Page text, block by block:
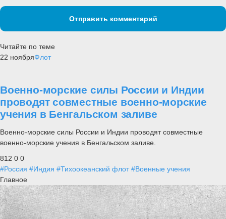
Отправить комментарий
Читайте по теме
22 ноябряФлот
Военно-морские силы России и Индии
проводят совместные военно-морские
учения в Бенгальском заливе
Военно-морские силы России и Индии проводят совместные
военно-морские учения в Бенгальском заливе.
812 0 0
#Россия #Индия #Тихоокеанский флот #Военные учения
Главное